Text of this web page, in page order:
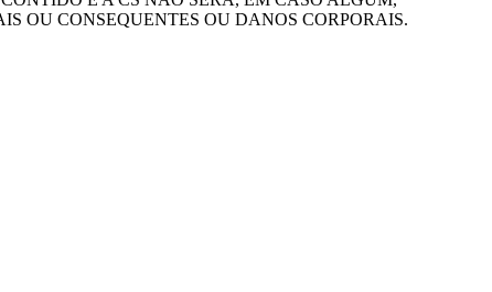
OU CONSEQUENTES OU DANOS CORPORAIS.